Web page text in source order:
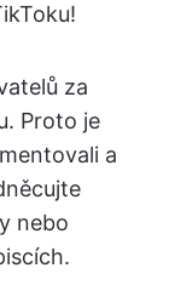
za
Proto je
a
nebo